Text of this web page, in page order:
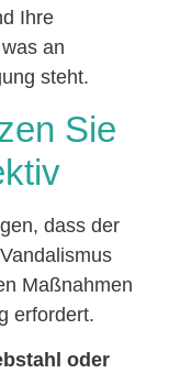
Ihre
an
steht.
Sie
dass der
Maßnahmen
erfordert.
oder